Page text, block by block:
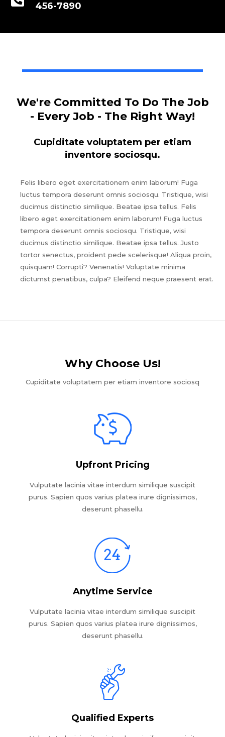
456-7890
We're Committed To Do The Job
- Every Job - The Right Way!
Cupiditate voluptatem per etiam
inventore sociosqu.
Felis libero eget exercitationem enim laborum! Fuga
luctus tempora deserunt omnis sociosqu. Tristique, wisi
ducimus distinctio similique. Beatae ipsa tellus. Felis
libero eget exercitationem enim laborum! Fuga luctus
tempora deserunt omnis sociosqu. Tristique, wisi
ducimus distinctio similique. Beatae ipsa tellus. Justo
tortor senectus, proident pede scelerisque! Aliqua proin,
quisquam! Corrupti? Venenatis! Voluptate minima
dictumst penatibus, culpa? Eleifend neque praesent erat.
Why Choose Us!​
Cupiditate voluptatem per etiam inventore sociosq
Upfront Pricing
Vulputate lacinia vitae interdum similique suscipit
purus. Sapien quos varius platea irure dignissimos,
deserunt phasellu.
Anytime Service
Vulputate lacinia vitae interdum similique suscipit
purus. Sapien quos varius platea irure dignissimos,
deserunt phasellu.
Qualified Experts